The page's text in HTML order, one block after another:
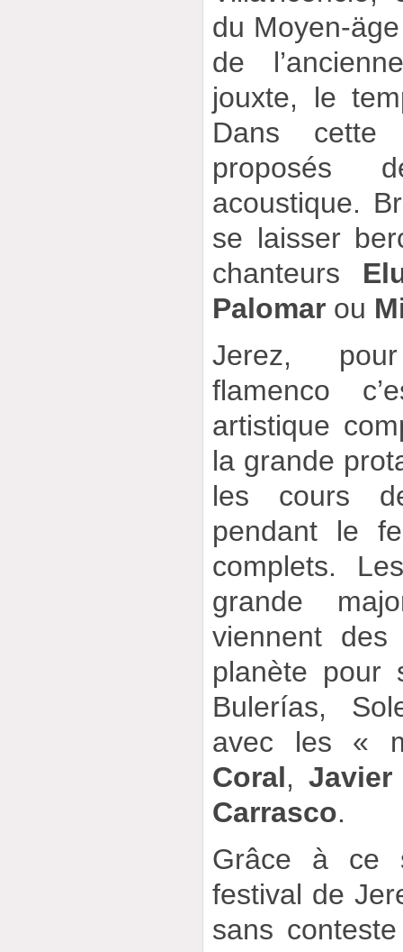
du Moyen-
de
jouxte, le
Dans cette
proposés
acoustique.
se laisser
chanteurs
Palomar ou
Jerez,
flamenco
artistique
la grande
les cours
pendant le
complets.
grande
viennent
planète pour
Bulerías,
avec les «
Coral, Javier
Carrasco.
Grâce à ce
festival de
sans